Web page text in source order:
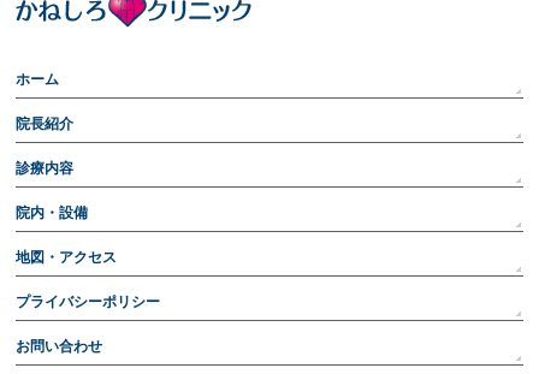
ホーム
院長紹介
診療内容
院内・設備
地図・アクセス
プライバシーポリシー
お問い合わせ